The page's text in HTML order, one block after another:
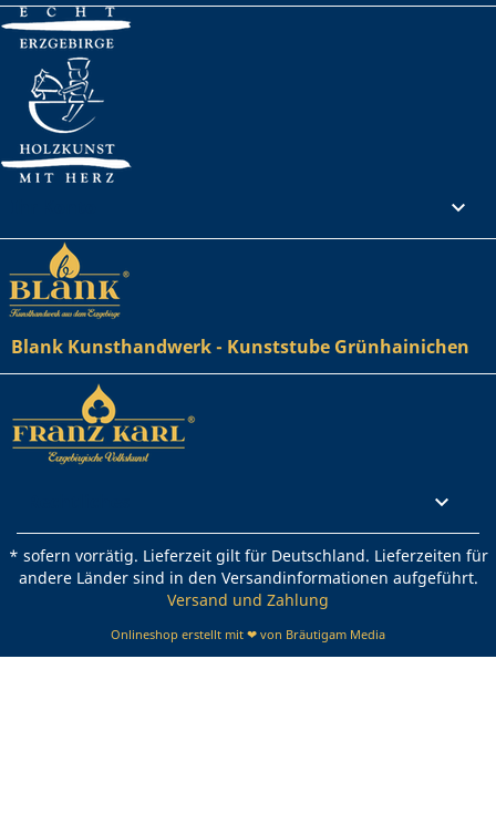

Blank Kunsthandwerk - Kunststube Grünhainichen

* sofern vorrätig. Lieferzeit gilt für Deutschland. Lieferzeiten für
andere Länder sind in den Versandinformationen aufgeführt.
Versand und Zahlung
Onlineshop erstellt mit ❤ von Bräutigam Media